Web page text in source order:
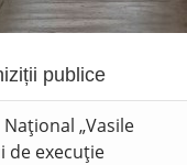
publice
„Vasile
de execuție